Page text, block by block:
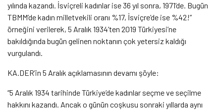
yılında kazandı. İsviçreli kadınlar ise 36 yıl sonra, 1971’de. Bugün
TBMM’de kadın milletvekili oranı %17, İsviçre’de ise %42!”
örneğini verilerek, 5 Aralık 1934’ten 2019 Türkiyesi’ne
bakıldığında bugün gelinen noktanın çok yetersiz kaldığı
vurgulandı.
KA.DER’in 5 Aralık açıklamasının devamı şöyle:
“5 Aralık 1934 tarihinde Türkiye’de kadınlar seçme ve seçilme
hakkını kazandı. Ancak o günün coşkusu sonraki yıllarda aynı